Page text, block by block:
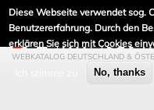
Diese Webseite verwendet sog.
Benutzererfahrung. Durch den
erklären Sie sich mit Cookies
No, thanks
DE-
WEBKATALOG DEUTSCHLAND &